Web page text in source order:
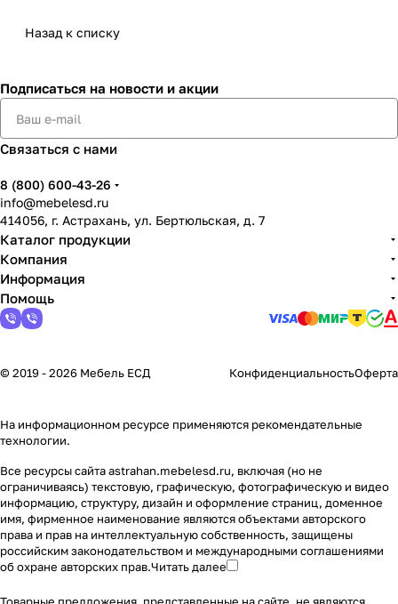
Назад к списку
Подписаться на новости и акции
Связаться с нами
8 (800) 600-43-26
info@mebelesd.ru
414056, г. Астрахань, ул. Бертюльская, д. 7
Каталог продукции
Компания
Информация
Помощь
© 2019 - 2026 Мебель ЕСД КонфиденциальностьОферта
На информационном ресурсе применяются рекомендательные
технологии.
Все ресурсы сайта astrahan.mebelesd.ru, включая (но не
ограничиваясь) текстовую, графическую, фотографическую и видео
информацию, структуру, дизайн и оформление страниц, доменное
имя, фирменное наименование являются объектами авторского
права и прав на интеллектуальную собственность, защищены
российским законодательством и международными соглашениями
об охране авторских прав.Читать далее